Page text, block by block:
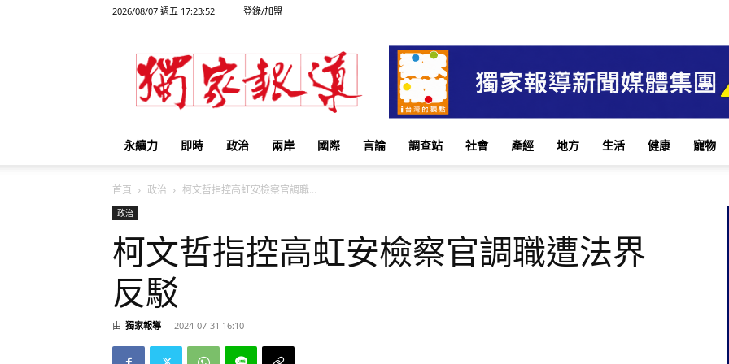
2026/08/07 週五 17:23:52 登錄/加盟
獨
家
報
永續力 即時 政治 兩岸 國際 言論 調查站 社會 產經 地方 生活 健康 寵物
首頁 政治 柯文哲指控高虹安檢察官調職...
政治
柯文哲指控高虹安檢察官調職遭法界
反駁
由 獨家報導 - 2024-07-31 16:10